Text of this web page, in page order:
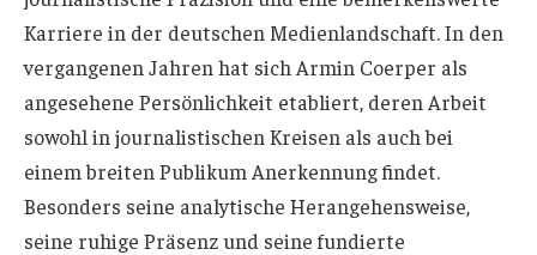
Karriere in der deutschen Medienlandschaft. In den
vergangenen Jahren hat sich Armin Coerper als
angesehene Persönlichkeit etabliert, deren Arbeit
sowohl in journalistischen Kreisen als auch bei
einem breiten Publikum Anerkennung findet.
Besonders seine analytische Herangehensweise,
seine ruhige Präsenz und seine fundierte